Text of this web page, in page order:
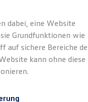
dabei, eine Website
Grundfunktionen wie
auf sichere Bereiche
kann ohne diese